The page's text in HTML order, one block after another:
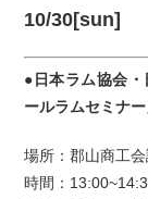
10/30[sun]
●日本ラム協会
ールラムセミナー
場所：郡山商工
時間：